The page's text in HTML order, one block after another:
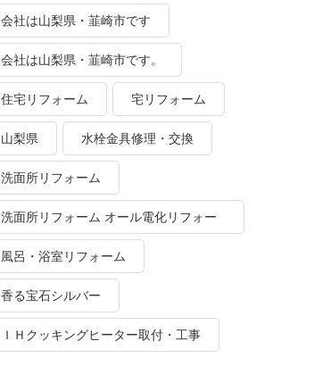
会社は山梨県・韮崎市です
会社は山梨県・韮崎市です。
住宅リフォーム 宅リフォーム
山梨県 水栓金具修理・交換
洗面所リフォーム
洗面所リフォーム オール電化リフォー
ム
風呂・浴室リフォーム
香る宝石シルバー
ＩＨクッキングヒーター取付・工事